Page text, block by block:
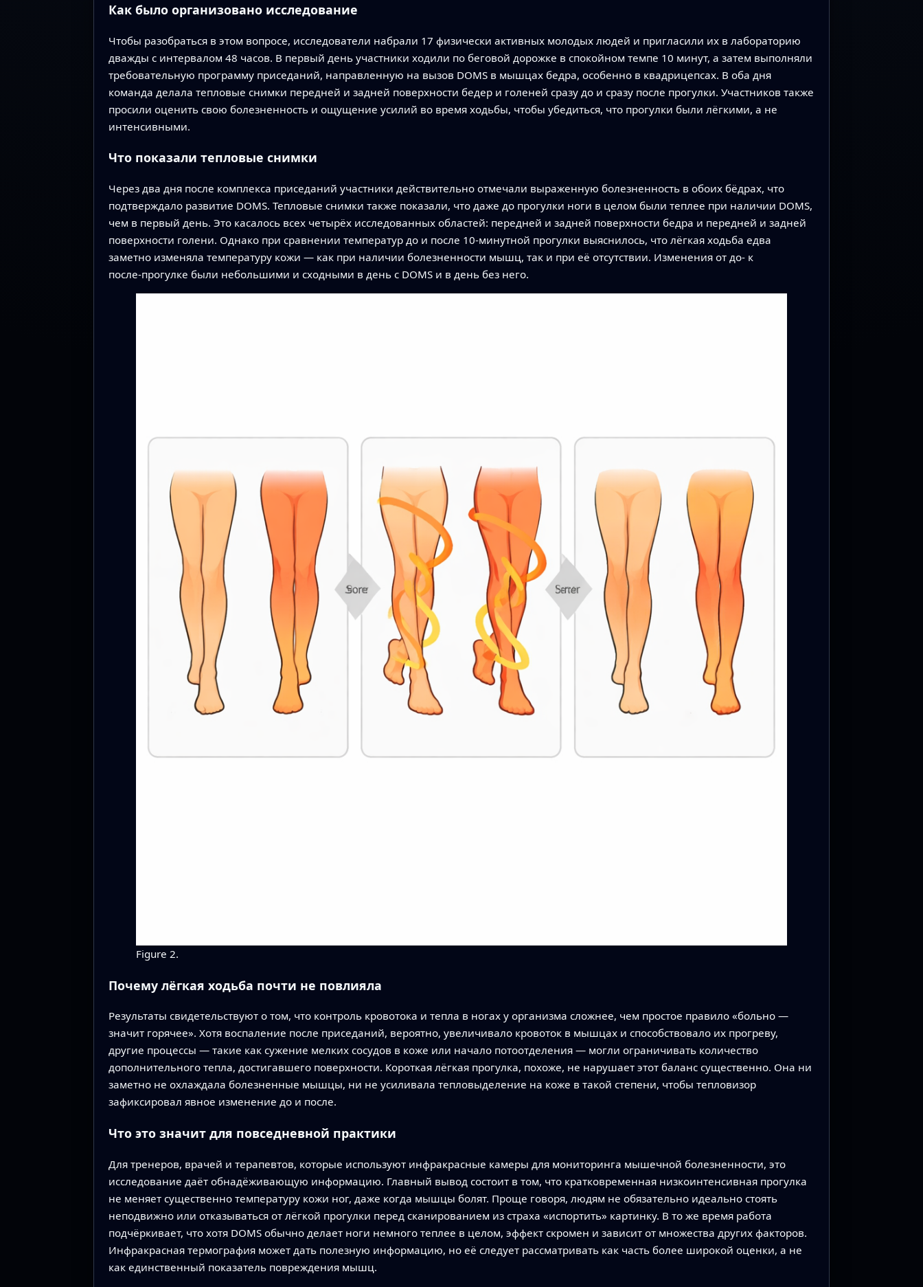
Как было организовано исследование
Чтобы разобраться в этом вопросе, исследователи набрали 17 физически активных молодых людей и пригласили их в лабораторию
дважды с интервалом 48 часов. В первый день участники ходили по беговой дорожке в спокойном темпе 10 минут, а затем выполняли
требовательную программу приседаний, направленную на вызов DOMS в мышцах бедра, особенно в квадрицепсах. В оба дня
команда делала тепловые снимки передней и задней поверхности бедер и голеней сразу до и сразу после прогулки. Участников также
просили оценить свою болезненность и ощущение усилий во время ходьбы, чтобы убедиться, что прогулки были лёгкими, а не
интенсивными.
Что показали тепловые снимки
Через два дня после комплекса приседаний участники действительно отмечали выраженную болезненность в обоих бёдрах, что
подтверждало развитие DOMS. Тепловые снимки также показали, что даже до прогулки ноги в целом были теплее при наличии DOMS,
чем в первый день. Это касалось всех четырёх исследованных областей: передней и задней поверхности бедра и передней и задней
поверхности голени. Однако при сравнении температур до и после 10‑минутной прогулки выяснилось, что лёгкая ходьба едва
заметно изменяла температуру кожи — как при наличии болезненности мышц, так и при её отсутствии. Изменения от до- к
после‑прогулке были небольшими и сходными в день с DOMS и в день без него.
Figure 2.
Почему лёгкая ходьба почти не повлияла
Результаты свидетельствуют о том, что контроль кровотока и тепла в ногах у организма сложнее, чем простое правило «больно —
значит горячее». Хотя воспаление после приседаний, вероятно, увеличивало кровоток в мышцах и способствовало их прогреву,
другие процессы — такие как сужение мелких сосудов в коже или начало потоотделения — могли ограничивать количество
дополнительного тепла, достигавшего поверхности. Короткая лёгкая прогулка, похоже, не нарушает этот баланс существенно. Она ни
заметно не охлаждала болезненные мышцы, ни не усиливала тепловыделение на коже в такой степени, чтобы тепловизор
зафиксировал явное изменение до и после.
Что это значит для повседневной практики
Для тренеров, врачей и терапевтов, которые используют инфракрасные камеры для мониторинга мышечной болезненности, это
исследование даёт обнадёживающую информацию. Главный вывод состоит в том, что кратковременная низкоинтенсивная прогулка
не меняет существенно температуру кожи ног, даже когда мышцы болят. Проще говоря, людям не обязательно идеально стоять
неподвижно или отказываться от лёгкой прогулки перед сканированием из страха «испортить» картинку. В то же время работа
подчёркивает, что хотя DOMS обычно делает ноги немного теплее в целом, эффект скромен и зависит от множества других факторов.
Инфракрасная термография может дать полезную информацию, но её следует рассматривать как часть более широкой оценки, а не
как единственный показатель повреждения мышц.